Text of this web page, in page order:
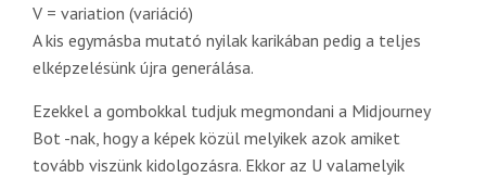
V = variation (variáció)
A kis egymásba mutató nyilak karikában pedig a teljes
elképzelésünk újra generálása.
Ezekkel a gombokkal tudjuk megmondani a Midjourney
Bot -nak, hogy a képek közül melyikek azok amiket
tovább viszünk kidolgozásra. Ekkor az U valamelyik